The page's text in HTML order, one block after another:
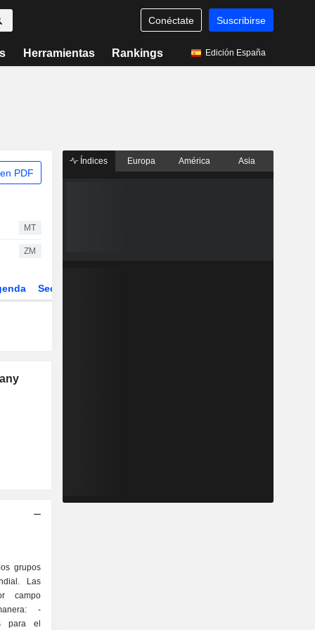
Conéctate Suscribirse
Herramientas Rankings Edición España
PDF
MT
ZM
Sector
grupos
Las
campo
-
para el
Índices Europa América Asia